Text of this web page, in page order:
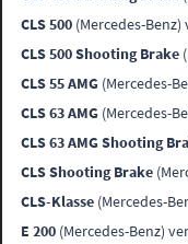
CLS 500 (Mercedes-
CLS 500 Shooting Brake
CLS 55 AMG (Mercedes-
CLS 63 AMG (Mercedes-
CLS 63 AMG Shooting
CLS Shooting Brake
CLS-Klasse (Mercedes-
E 200 (Mercedes-Benz)